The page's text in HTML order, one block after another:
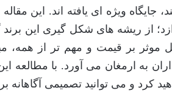
جایگاه ویژه ای یافته اند. این
از ریشه های شکل گیری این برند
موثر بر قیمت و مهم تر از همه،
به ارمغان می آورد. با مطالعه
کرد و می توانید تصمیمی آگاهانه